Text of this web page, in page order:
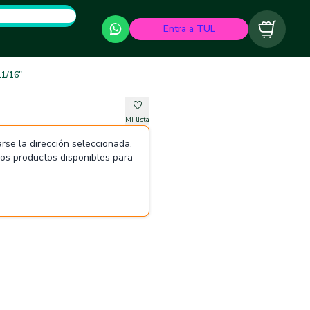
Entra a TUL Carrito
16"
Mi lista
la dirección seleccionada.
productos disponibles para